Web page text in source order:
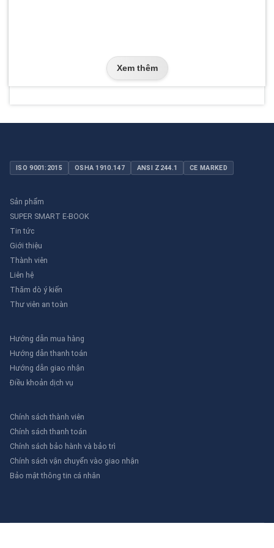
Xem thêm
ISO 9001:2015 OSHA 1910.147 ANSI Z244.1 CE MARKED
Sản phẩm
SUPER SMART E-BOOK
Tin tức
Giới thiệu
Thành viên
Liên hệ
Thăm dò ý kiến
Thư viên an toàn
Hướng dẫn mua hàng
Hướng dẫn thanh toán
Hướng dẫn giao nhận
Điều khoản dịch vụ
Chính sách thành viên
Chính sách thanh toán
Chính sách bảo hành và bảo trì
Chính sách vận chuyển vào giao nhận
Bảo mật thông tin cá nhân